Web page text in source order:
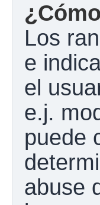
Los
e
el
e.j.
puede
abuse